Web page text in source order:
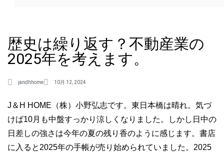
歴史は繰り返す？不動産業の
2025年を考えます。
jandhhome 10月 12, 2024
J＆H HOME（株）小野弘志です。東日本橋は晴れ。気づ
けば10月も中盤すっかり涼しくなりました。しかし日中の
日差しの強さは今年の夏の残り香のように感じます。書店
に入ると2025年の手帳が売り始められていました。2025